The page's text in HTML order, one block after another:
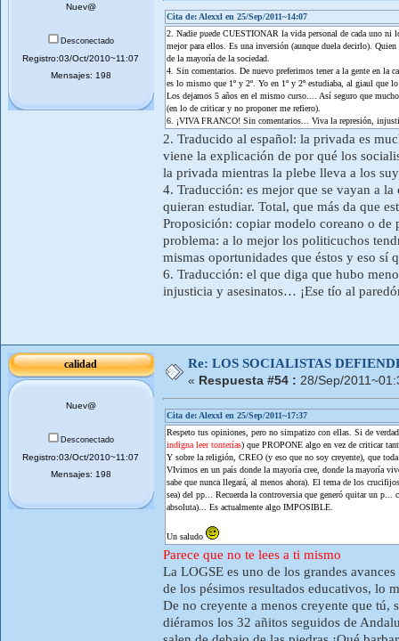
Nuev@
Desconectado
Registro:03/Oct/2010~11:07
Mensajes: 198
Cita de: Alexxl en 25/Sep/2011~14:07
2. Nadie puede CUESTIONAR la vida personal de cada uno ni
mejor para ellos. Es una inversión (aunque duela decirlo).
de la mayoría de la sociedad.
4. Sin comentarios. De nuevo preferimos tener a la gente en la
es lo mismo que 1º y 2º. Yo en 1º y 2º estudiaba, al giaul que
Los dejamos 5 años en el mismo curso.... Así seguro que
(en lo de criticar y no proponer me refiero).
6. ¡VIVA FRANCO! Sin comentarios... Viva la represión,
2. Traducido al español: la privada es
viene la explicación de por qué los
la privada mientras la plebe lleva a los
4. Traducción: es mejor que se vayan a
quieran estudiar. Total, que más da que
Proposición: copiar modelo coreano o de
problema: a lo mejor los politicuchos
mismas oportunidades que éstos y eso sí
6. Traducción: el que diga que hubo
injusticia y asesinatos… ¡Ese tío al
calidad
Nuev@
Desconectado
Registro:03/Oct/2010~11:07
Mensajes: 198
Re: LOS SOCIALISTAS
« Respuesta #54 : 28/Sep/
Cita de: Alexxl en 25/Sep/2011~17:37
Respeto tus opiniones, pero no simpatizo con ellas. Si de
indigna leer tonterías) que PROPONE algo en vez de criticar
Y sobre la religión, CREO (y eso que no soy creyente), que
VIvimos en un país donde la mayoría cree, donde la mayoría
sabe que nunca llegará, al menos ahora). El tema de los
sea) del pp... Recuerda la controversia que generó quitar un
absoluta)... Es actualmente algo IMPOSIBLE.
Un saludo
Parece que no te lees a ti mismo
La LOGSE es uno de los grandes
de los pésimos resultados educativos, lo
De no creyente a menos creyente que
diéramos los 32 añitos seguidos de